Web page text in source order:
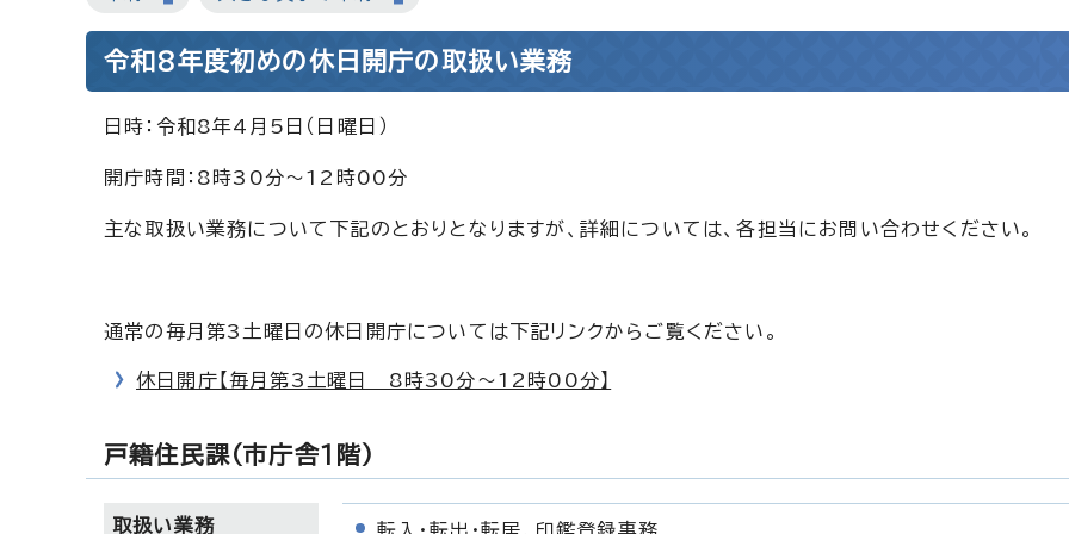
令和8年度初めの休日開庁の取扱い業務
日時：令和8年4月5日（日曜日）
開庁時間：8時30分～12時00分
主な取扱い業務について下記のとおりとなりますが、詳細については、各担当にお問い合わせください。
通常の毎月第3土曜日の休日開庁については下記リンクからご覧ください。
休日開庁【毎月第3土曜日 8時30分～12時00分】
戸籍住民課（市庁舎1階）
取扱い業務